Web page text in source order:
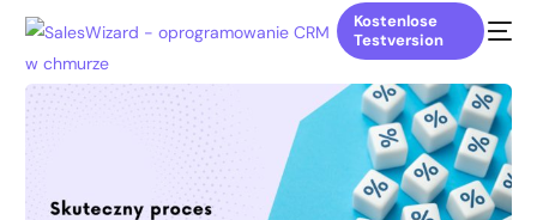
Kostenlose
Testversion